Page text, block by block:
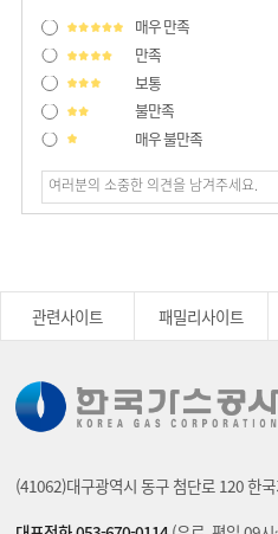
매우 만족
만족
보통
불만족
매우 불만족
관련사이트 패밀리사이트
(41062)대구광역시 동구 첨단로 120 한